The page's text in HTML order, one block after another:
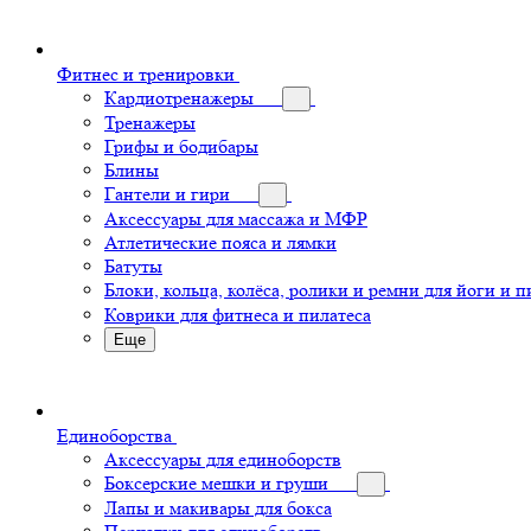
Фитнес и тренировки
Кардиотренажеры
Тренажеры
Грифы и бодибары
Блины
Гантели и гири
Аксессуары для массажа и МФР
Атлетические пояса и лямки
Батуты
Блоки, кольца, колёса, ролики и ремни для йоги и
Коврики для фитнеса и пилатеса
Еще
Единоборства
Аксессуары для единоборств
Боксерские мешки и груши
Лапы и макивары для бокса